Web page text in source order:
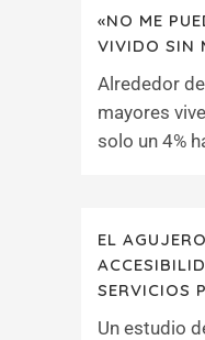
«NO ME
VIVIDO SIN
Alrededor
mayores
solo un 4%
EL
SERVICIOS
Un estudio